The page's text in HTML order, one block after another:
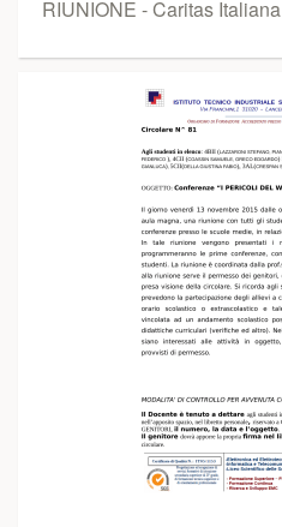
RIUNIONE - Caritas Italiana